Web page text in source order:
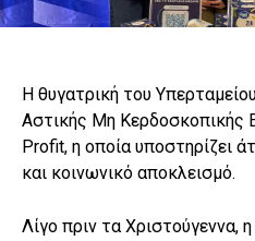
Η θυγατρική του
Αστικής Μη Κερδοσκοπικής
Profit, η οποία υποστηρίζει
και κοινωνικό αποκλεισμό.
Λίγο πριν τα Χριστούγεννα,